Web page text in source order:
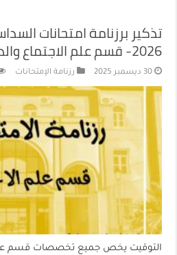
2026- قسم علم الاجتماع والديموغرافيا
30 ديسمبر 2025 رزنامة الإمتحانات
التوقيت يخص جميع تخصصات قسم علم